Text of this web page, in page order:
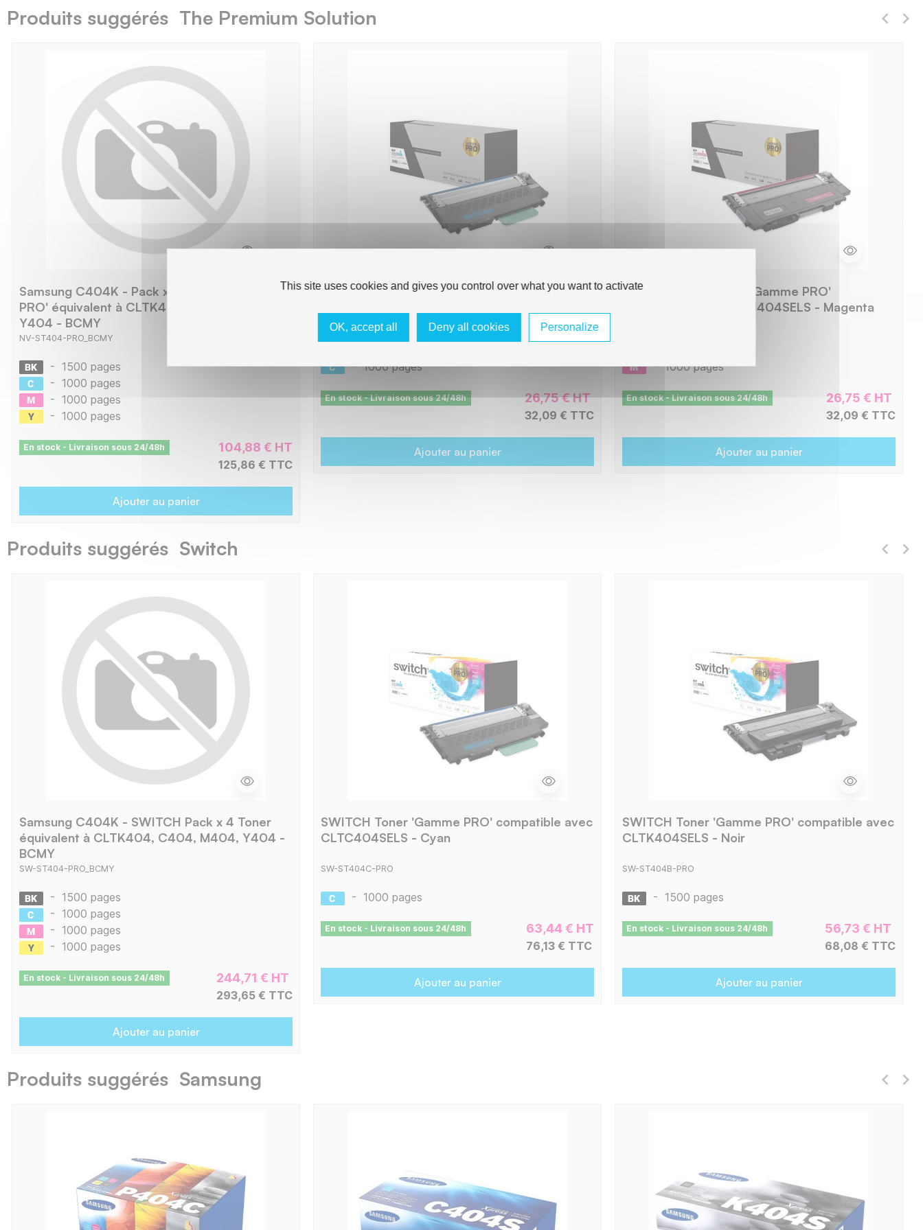
Produits suggérés The Premium Solution
Samsung C404K - Pack x 4 Toner 'Gamme
PRO' équivalent à CLTK404, C404, M404,
Y404 - BCMY
NV-ST404-PRO_BCMY
- 1500 pages
- 1000 pages
- 1000 pages
- 1000 pages
En stock - Livraison sous 24/48h 104,88 € HT
125,86 € TTC
Ajouter au panier
TPS ST404C - Toner 'Gamme PRO'
-1000 pages
En stock - Livraison sous 24/48h 26,75 € HT
32,09 € TTC
Ajouter au panier
TPS ST404M - Toner 'Gamme PRO'
compatible avec CLTM404SELS - Magenta
-1000 pages
En stock - Livraison sous 24/48h 26,75 € HT
32,09 € TTC
Ajouter au panier
Produits suggérés Switch
Samsung C404K - SWITCH Pack x 4 Toner
équivalent à CLTK404, C404, M404, Y404 -
BCMY
SW-ST404-PRO_BCMY
- 1500 pages
- 1000 pages
- 1000 pages
- 1000 pages
En stock - Livraison sous 24/48h 244,71 € HT
293,65 € TTC
Ajouter au panier
SWITCH Toner 'Gamme PRO' compatible avec
CLTC404SELS - Cyan
SW-ST404C-PRO
- 1000 pages
En stock - Livraison sous 24/48h 63,44 € HT
76,13 € TTC
Ajouter au panier
SWITCH Toner 'Gamme PRO' compatible avec
CLTK404SELS - Noir
SW-ST404B-PRO
- 1500 pages
En stock - Livraison sous 24/48h 56,73 € HT
68,08 € TTC
Ajouter au panier
Produits suggérés Samsung
This site uses cookies and gives you control over what you want to activate
OK, accept all Deny all cookies Personalize